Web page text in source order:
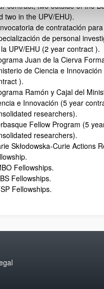
contract, two outside of the
two in the UPV/EHU).
de contratación
de personal
UPV/EHU (2 year contract ).
Juan de la Cierva
de Ciencia e
).
Ramón y Cajal del
e Innovación (5 year
researchers).
Fellow Program (5
researchers).
Skłodowska-Curie Actions
Fellowships.
Fellowships.
Fellowships.